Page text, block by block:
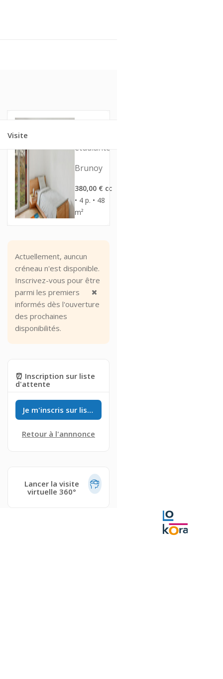
Visite
étudiante
Brunoy
380,00 € cc
• 4 p. • 48
m²
Actuellement, auncun
créneau n'est disponible.
Inscrivez-vous pour être
parmi les premiers
informés dès l'ouverture
des prochaines
disponibilités.
⏰ Inscription sur liste
d'attente
Je m'inscris sur liste d'attente
Retour à l'annnonce
Lancer la visite
virtuelle 360°